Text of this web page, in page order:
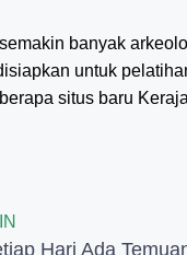
banyak
untuk
situs baru